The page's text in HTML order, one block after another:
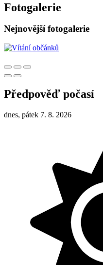
Fotogalerie
Nejnovější fotogalerie
Předpověď počasí
dnes, pátek 7. 8. 2026